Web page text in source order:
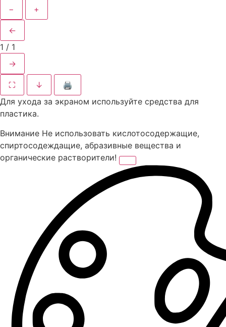
− +
←
1 / 1
→
⛶ ↓
🖨
Для ухода за экраном используйте средства для
пластика.
Внимание Не использовать кислотосодержащие,
спиртосодеждащие, абразивные вещества и
органические растворители!